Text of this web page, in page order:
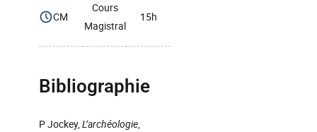
CM
Cours
Magistral
15h
Bibliographie
P Jockey,L’archéologie,